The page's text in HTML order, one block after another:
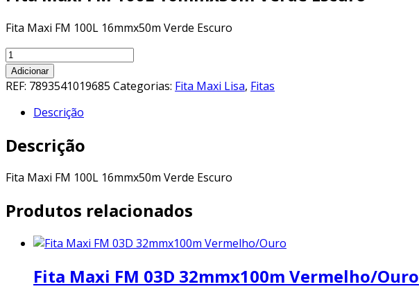
Fita Maxi FM 100L 16mmx50m Verde Escuro
Fita
Maxi
FM
16mmx50m
Escuro
quantidade
Adicionar
REF: 7893541019685 Categorias: Fita Maxi Lisa, Fitas
Descrição
Descrição
Fita Maxi FM 100L 16mmx50m Verde Escuro
Produtos relacionados
Fita Maxi FM 03D 32mmx100m Vermelho/Ouro